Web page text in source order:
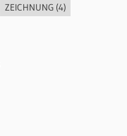
ZEICHNUNG(4)